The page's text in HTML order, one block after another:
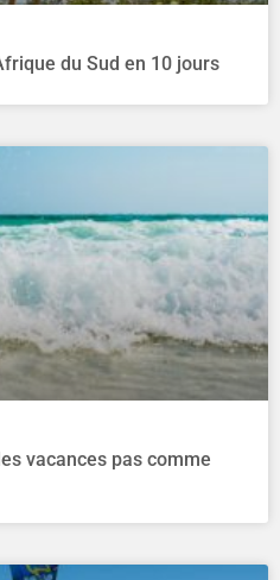
du Sud en 10 jours
vacances pas comme